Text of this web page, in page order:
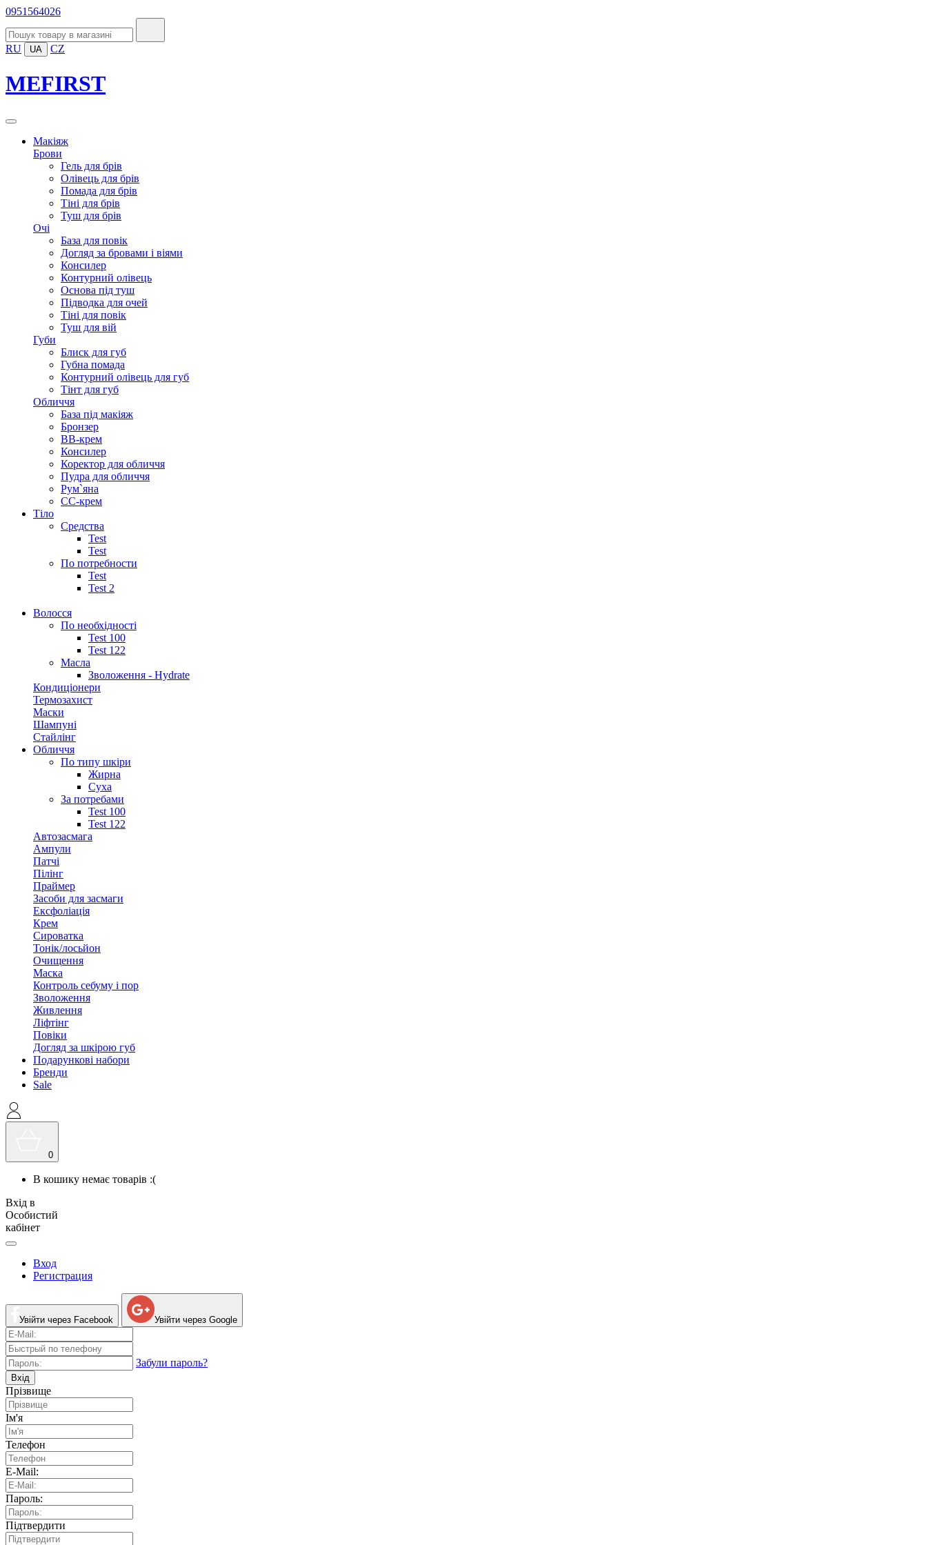
0951564026
RU UA CZ
MEFIRST
Макіяж
Брови
Гель для брів
Олівець для брів
Помада для брів
Тіні для брів
Туш для брів
Очі
База для повік
Догляд за бровами і віями
Консилер
Контурний олівець
Основа під туш
Підводка для очей
Тіні для повік
Туш для вій
Губи
Блиск для губ
Губна помада
Контурний олівець для губ
Тінт для губ
Обличчя
База під макіяж
Бронзер
ВВ-крем
Консилер
Коректор для обличчя
Пудра для обличчя
Рум`яна
СС-крем
Тіло
Средства
Test
Test
По потребности
Test
Test 2
Волосся
По необхідності
Test 100
Test 122
Масла
Зволоження - Hydrate
Кондиціонери
Термозахист
Маски
Шампуні
Стайлінг
Обличчя
По типу шкіри
Жирна
Суха
За потребами
Test 100
Test 122
Автозасмага
Ампули
Патчі
Пілінг
Праймер
Засоби для засмаги
Ексфоліація
Крем
Сироватка
Тонік/лосьйон
Очищення
Маска
Контроль себуму і пор
Зволоження
Живлення
Ліфтінг
Повіки
Догляд за шкірою губ
Подарункові набори
Бренди
Sale
0
В кошику немає товарів :(
Вхід в
Особистий
кабінет
Вход
Регистрация
Увійти через Facebook Увійти через Google
Забули пароль?
Вхід
Прізвище
Ім'я
Телефон
E-Mail:
Пароль:
Підтвердити